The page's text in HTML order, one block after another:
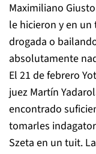
Maximiliano
le hicieron y en
drogada o
absolutamente
El 21 de febrero
juez Martín
encontrado
tomarles
Szeta en un tuit.